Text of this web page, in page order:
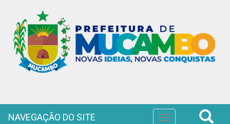
Toggle
NAVEGAÇÃO DO SITE